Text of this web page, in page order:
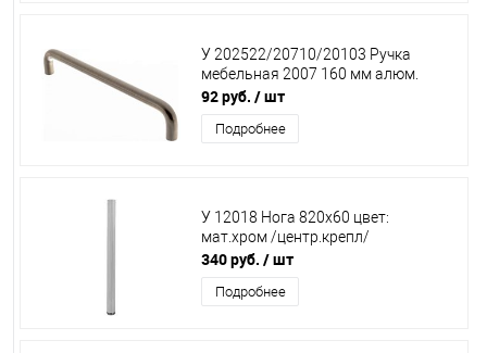
У 202522/20710/20103 Ручка
мебельная 2007 160 мм алюм.
92 руб. / шт
Подробнее
У 12018 Нога 820х60 цвет:
мат.хром /центр.крепл/
340 руб. / шт
Подробнее